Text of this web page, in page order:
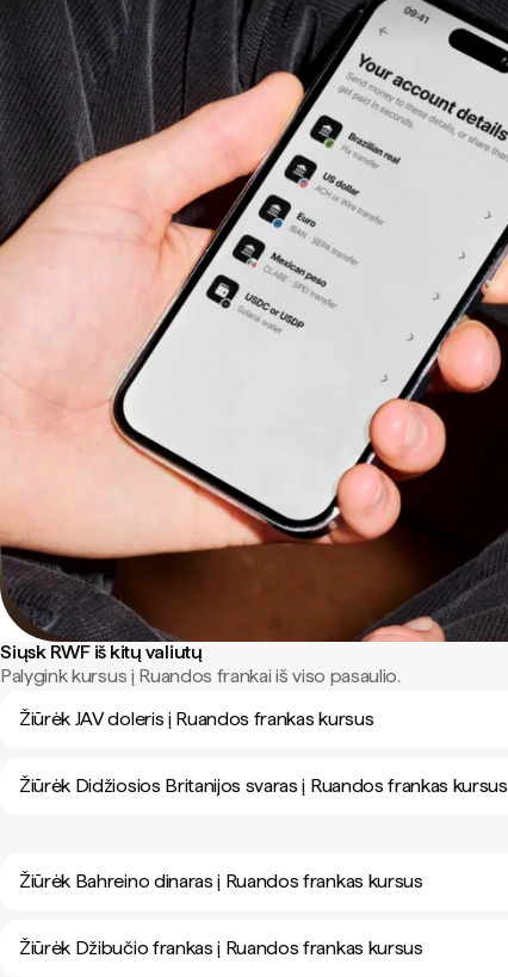
Siųsk RWF iš kitų valiutų
Palygink kursus į Ruandos frankai iš viso pasaulio.
Žiūrėk JAV doleris į Ruandos frankas kursus
Žiūrėk Didžiosios Britanijos svaras į Ruandos frankas kursus
Žiūrėk Bahreino dinaras į Ruandos frankas kursus
Žiūrėk Džibučio frankas į Ruandos frankas kursus